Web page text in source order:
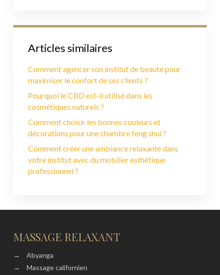
Articles similaires
Comment agencer son institut de beauté pour
maximiser le confort de ses clients ?
Pourquoi le CBD est-il utilisé dans les
cosmétiques naturels ?
Comment choisir les bonnes couleurs et
décorations pour une chambre feng shui ?
Comment créer une ambiance relaxante dans
votre institut avec du mobilier esthétique
professionnel ?
MASSAGE RELAXANT
→
Abyanga
→
Massage californien